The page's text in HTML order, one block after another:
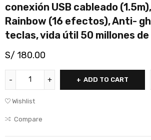
conexión USB cableado
Rainbow (16 efectos), Anti-
teclas, vida útil 50 millones
S/ 180.00
ADD TO CART
Wishlist
Compare